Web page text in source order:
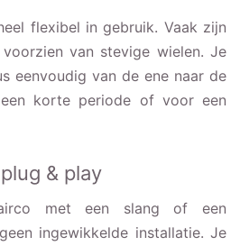
flexibel in gebruik. Vaak zijn
voorzien van stevige wielen. Je
eenvoudig van de ene naar de
korte periode of voor een
& play
met een slang of een
ingewikkelde installatie. Je